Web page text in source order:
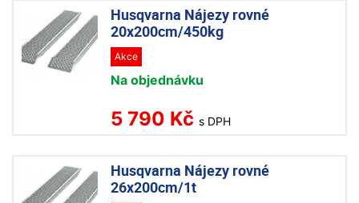
Husqvarna Nájezy rovné
20x200cm/450kg
Akce
Na objednávku
5 790 Kč s DPH
Husqvarna Nájezy rovné
26x200cm/1t